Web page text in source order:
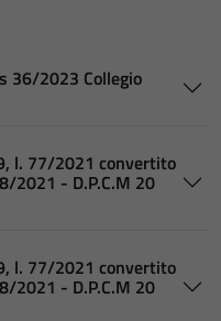
36/2023 Collegio
l. 77/2021 convertito
2021 - D.P.C.M 20
l. 77/2021 convertito
2021 - D.P.C.M 20